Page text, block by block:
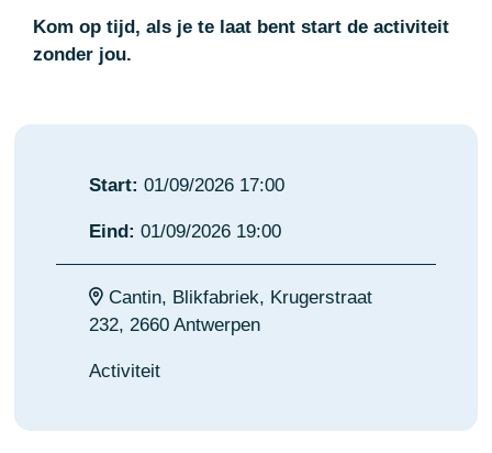
Kom op tijd, als je te laat bent start de activiteit
zonder jou.
Start: 01/09/2026 17:00
Eind: 01/09/2026 19:00
Cantin, Blikfabriek, Krugerstraat
232, 2660 Antwerpen
Activiteit